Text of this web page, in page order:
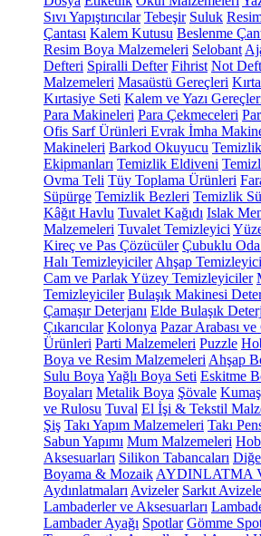
Sıvı Yapıştırıcılar Tebeşir Suluk
Çantası Kalem Kutusu Beslenme
Resim Boya Malzemeleri Selobant
Defteri Spiralli Defter Fihrist Not
Malzemeleri Masaüstü Gereçleri
Kırtasiye Seti Kalem ve Yazı
Para Makineleri Para Çekmeceleri
Ofis Sarf Ürünleri Evrak İmha
Makineleri Barkod Okuyucu
Ekipmanları Temizlik Eldiveni
Ovma Teli Tüy Toplama Ürünleri
Süpürge Temizlik Bezleri Temizlik
Kâğıt Havlu Tuvalet Kağıdı Islak
Malzemeleri Tuvalet Temizleyici
Kireç ve Pas Çözücüler Çubuklu
Halı Temizleyiciler Ahşap
Cam ve Parlak Yüzey Temizleyiciler
Temizleyiciler Bulaşık Makinesi
Çamaşır Deterjanı Elde Bulaşık
Çıkarıcılar Kolonya Pazar Arabası ve
Ürünleri Parti Malzemeleri Puzzle
Boya ve Resim Malzemeleri Ahşap
Sulu Boya Yağlı Boya Seti Eskitme
Boyaları Metalik Boya Şövale
ve Rulosu Tuval El İşi & Tekstil
Şiş Takı Yapım Malzemeleri Takı
Sabun Yapımı Mum Malzemeleri
Aksesuarları Silikon Tabancaları
Boyama & Mozaik AYDINLATMA
Aydınlatmaları Avizeler Sarkıt
Lambaderler ve Aksesuarları
Lambader Ayağı Spotlar Gömme